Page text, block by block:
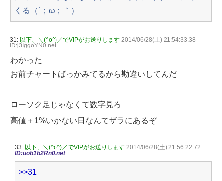
くる（´；ω；｀）
31: 以下、＼(^o^)／でVIPがお送りします 2014/06/28(土) 21:54:33.38
ID:j3IggoYN0.net
わかった
お前チャートばっかみてるから勘違いしてんだ
ローソク足じゃなくて数字見ろ
高値＋1%いかない日なんてザラにあるぞ
33: 以下、＼(^o^)／でVIPがお送りします 2014/06/28(土) 21:56:22.72
ID:uob1b2Rn0.net
>>31